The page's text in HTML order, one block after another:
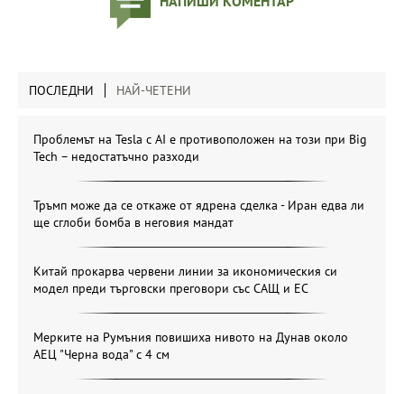
ПОСЛЕДНИ НАЙ-ЧЕТЕНИ
Проблемът на Tesla с AI е противоположен на този при Big
Tech – недостатъчно разходи
Тръмп може да се откаже от ядрена сделка - Иран едва ли
ще сглоби бомба в неговия мандат
Китай прокарва червени линии за икономическия си
модел преди търговски преговори със САЩ и ЕС
Мерките на Румъния повишиха нивото на Дунав около
АЕЦ "Черна вода" с 4 см